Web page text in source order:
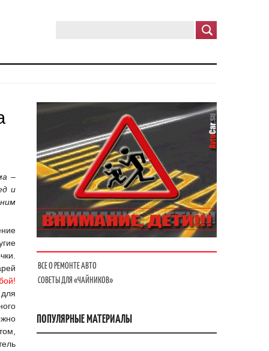
–
и
ВСЕ О РЕМОНТЕ АВТО
СОВЕТЫ ДЛЯ «ЧАЙНИКОВ»
ПОПУЛЯРНЫЕ МАТЕРИАЛЫ